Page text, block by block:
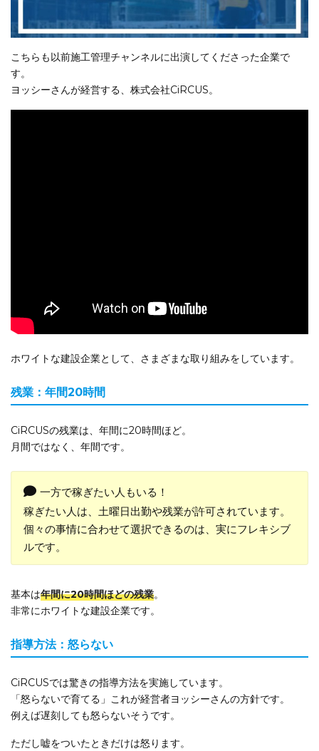
こちらも以前施工管理チャンネルに出演してくださった企業で
す。
ヨッシーさんが経営する、株式会社CiRCUS。
ホワイトな建設企業として、さまざまな取り組みをしています。
残業：年間20時間
CiRCUSの残業は、年間に20時間ほど。
月間ではなく、年間です。
一方で稼ぎたい人もいる！
稼ぎたい人は、土曜日出勤や残業が許可されています。
個々の事情に合わせて選択できるのは、実にフレキシブ
ルです。
基本は年間に20時間ほどの残業。
非常にホワイトな建設企業です。
指導方法：怒らない
CiRCUSでは驚きの指導方法を実施しています。
「怒らないで育てる」これが経営者ヨッシーさんの方針です。
例えば遅刻しても怒らないそうです。
ただし嘘をついたときだけは怒ります。